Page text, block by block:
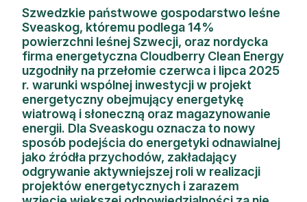
Dla drwala
Leśnik na zakupach
Z zagranicy
Edukacja
Lasy prywatne
O nas
Szwedzkie państwowe gospodarstwo leśne
Sveaskog, któremu podlega 14%
powierzchni leśnej Szwecji, oraz nordycka
firma energetyczna Cloudberry Clean Energy
uzgodniły na przełomie czerwca i lipca 2025
r. warunki wspólnej inwestycji w projekt
energetyczny obejmujący energetykę
wiatrową i słoneczną oraz magazynowanie
energii. Dla Sveaskogu oznacza to nowy
sposób podejścia do energetyki odnawialnej
jako źródła przychodów, zakładający
odgrywanie aktywniejszej roli w realizacji
projektów energetycznych i zarazem